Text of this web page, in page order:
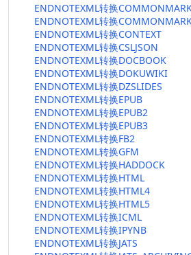
ENDNOTEXML转换
ENDNOTEXML转换
ENDNOTEXML转换CONTEXT
ENDNOTEXML转换CSLJSON
ENDNOTEXML转换DOCBOOK
ENDNOTEXML转换DOKUWIKI
ENDNOTEXML转换DZSLIDES
ENDNOTEXML转换EPUB
ENDNOTEXML转换EPUB2
ENDNOTEXML转换EPUB3
ENDNOTEXML转换FB2
ENDNOTEXML转换GFM
ENDNOTEXML转换HADDOCK
ENDNOTEXML转换HTML
ENDNOTEXML转换HTML4
ENDNOTEXML转换HTML5
ENDNOTEXML转换ICML
ENDNOTEXML转换IPYNB
ENDNOTEXML转换JATS